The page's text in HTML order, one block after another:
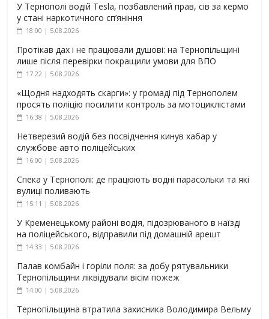
У Тернополі водій Tesla, позбавлений прав, сів за кермо
у стані наркотичного сп’яніння
18:00 | 5.08.2026
Протікав дах і не працювали душові: на Тернопільщині
лише після перевірки покращили умови для ВПО
17:22 | 5.08.2026
«Щодня надходять скарги»: у громаді під Тернополем
просять поліцію посилити контроль за мотоциклістами
16:38 | 5.08.2026
Нетверезий водій без посвідчення кинув хабар у
службове авто поліцейських
16:00 | 5.08.2026
Спека у Тернополі: де працюють водні парасольки та які
вулиці поливають
15:11 | 5.08.2026
У Кременецькому районі водія, підозрюваного в наїзді
на поліцейського, відправили під домашній арешт
14:33 | 5.08.2026
Палав комбайн і горіли поля: за добу рятувальники
Тернопільщини ліквідували вісім пожеж
14:00 | 5.08.2026
Тернопільщина втратила захисника Володимира Вельму